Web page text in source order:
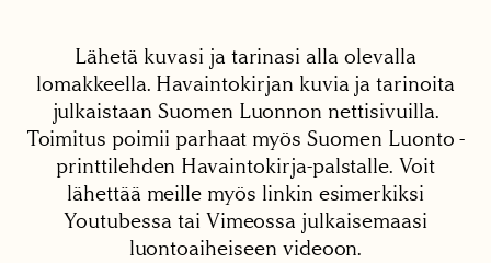
Lähetä kuvasi ja tarinasi alla olevalla
lomakkeella. Havaintokirjan kuvia ja tarinoita
julkaistaan Suomen Luonnon nettisivuilla.
Toimitus poimii parhaat myös Suomen Luonto -
printtilehden Havaintokirja-palstalle. Voit
lähettää meille myös linkin esimerkiksi
Youtubessa tai Vimeossa julkaisemaasi
luontoaiheiseen videoon.